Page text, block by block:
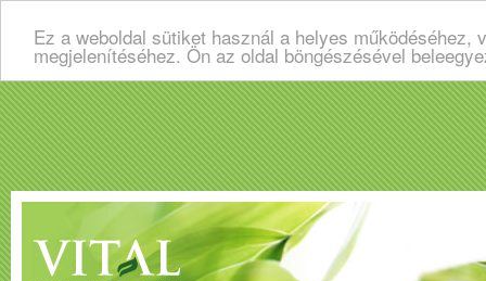
Ez a weboldal sütiket használ a helyes
megjelenítéséhez. Ön az oldal böngészésével